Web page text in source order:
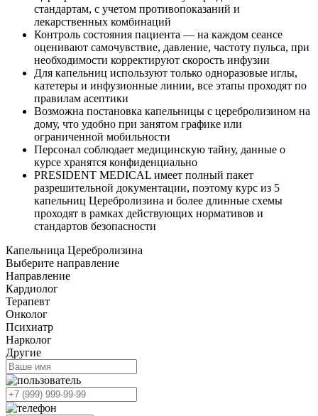
стандартам, с учетом противопоказаний и
лекарственных комбинаций
Контроль состояния пациента — на каждом сеансе
оценивают самочувствие, давление, частоту пульса, при
необходимости корректируют скорость инфузии
Для капельниц используют только одноразовые иглы,
катетеры и инфузионные линии, все этапы проходят по
правилам асептики
Возможна постановка капельницы с церебролизином на
дому, что удобно при занятом графике или
ограниченной мобильности
Персонал соблюдает медицинскую тайну, данные о
курсе хранятся конфиденциально
PRESIDENT MEDICAL имеет полный пакет
разрешительной документации, поэтому курс из 5
капельниц Церебролизина и более длинные схемы
проходят в рамках действующих нормативов и
стандартов безопасности
Капельница Церебролизина
Выберите направление
Направление
Кардиолог
Терапевт
Онколог
Психиатр
Нарколог
Другие